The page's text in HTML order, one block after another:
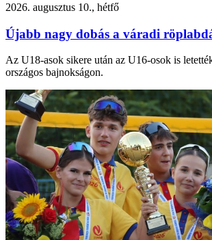
2026. augusztus 10., hétfő
Újabb nagy dobás a váradi
Az U18-asok sikere után az U16-osok is
országos bajnokságon.